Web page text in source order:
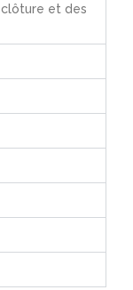
et des